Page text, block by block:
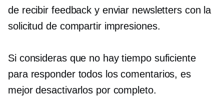
de recibir feedback y enviar newsletters con la
solicitud de compartir impresiones.
Si consideras que no hay tiempo suficiente
para responder todos los comentarios, es
mejor desactivarlos por completo.